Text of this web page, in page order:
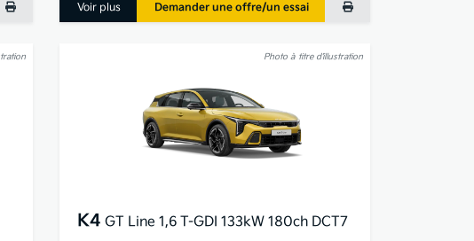
Voir plus Demander une offre/un essai
Photo à titre d’illustration
K4 GT Line 1,6 T-GDI 133kW 180ch DCT7